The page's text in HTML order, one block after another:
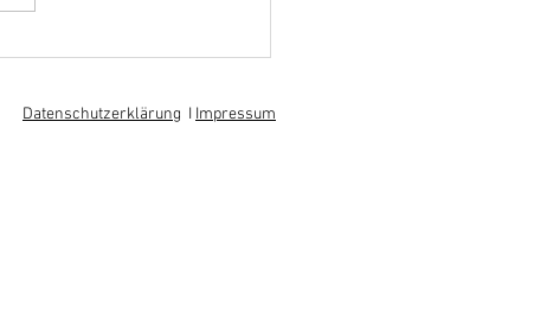
informiert sich über
Datenschutzerklärung IImpressum